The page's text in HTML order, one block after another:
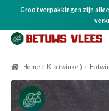
Grootverpakkingen zijn
Home
Kip (online)
Home Kip (winkel)